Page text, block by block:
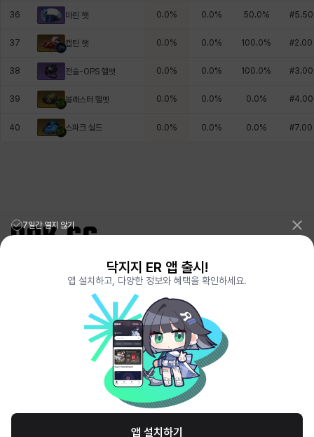
36 마린 햇 0.0% 0.0% 50.0% #5.50
37 캡틴 햇 0.0% 0.0% 100.0% #2.00
38 전술-OPS 헬멧 0.0% 0.0% 100.0% #3.00
39 블래스터 헬멧 0.0% 0.0% 0.0% #4.00
40 스파크 실드 0.0% 0.0% 0.0% #7.00
리그오브레전드 전적검색 포로지지PORO.GG
전략적팀전투 TFT 전적검색 롤체지지 LOLCHESS.GG
메이플스토리 종합통계MAPLE.GG
VALORANT.DAK.GG
배틀그라운드 전적검색PUBG.DAK.GG
이터널 리턴 전적검색ER.DAK.GG
GENSHIN.DAK.GG
DEADLOCK.DAK.GG
서비스 이용 약관 개인정보 취급방침 제휴 문의 고객센터 채용
7일간 열지 않기
닥지지 ER 앱 출시!
앱 설치하고, 다양한 정보와 혜택을 확인하세요.
앱 설치하기